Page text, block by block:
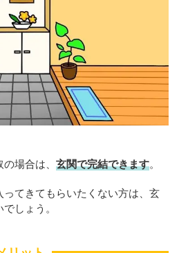
場合は、 玄関で完結できます。
てきてもらいたくない方は、玄
しょう。